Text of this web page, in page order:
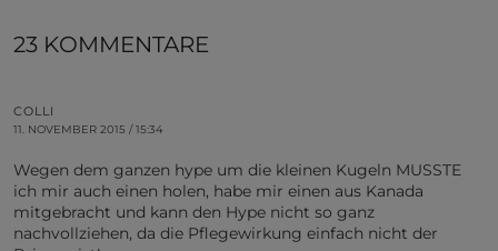
23 KOMMENTARE
COLLI
11. NOVEMBER 2015 / 15:34
Wegen dem ganzen hype um die kleinen Kugeln MUSSTE
ich mir auch einen holen, habe mir einen aus Kanada
mitgebracht und kann den Hype nicht so ganz
nachvollziehen, da die Pflegewirkung einfach nicht der